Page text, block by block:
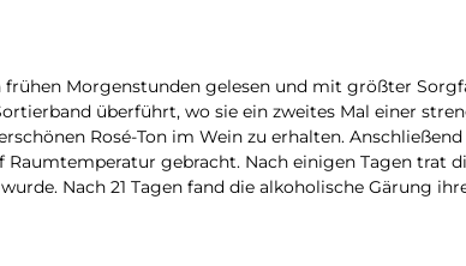
frühen Morgenstunden gelesen und mit größter
überführt, wo sie ein zweites Mal einer
Rosé-Ton im Wein zu erhalten.
gebracht. Nach einigen Tagen
Nach 21 Tagen fand die alkoholische Gärung